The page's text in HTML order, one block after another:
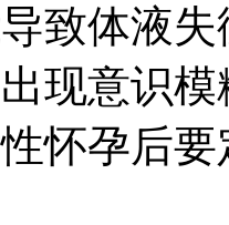
致体液
现意识
怀孕后